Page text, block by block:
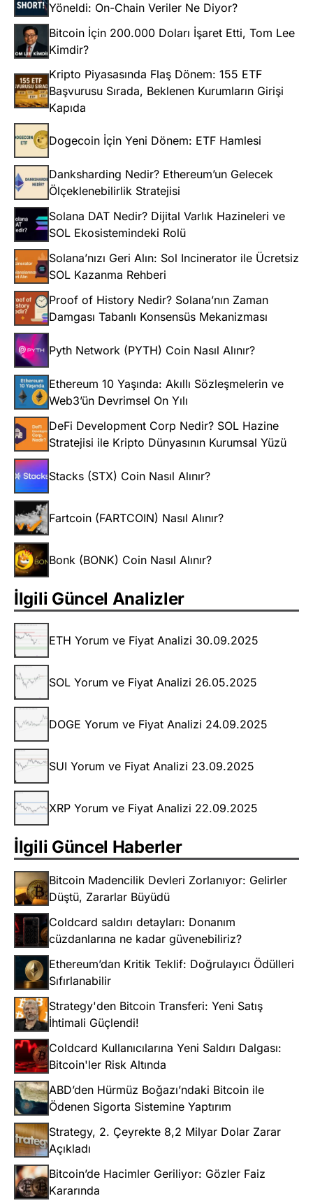
Yöneldi: On-Chain Veriler Ne Diyor?
Bitcoin İçin 200.000 Doları İşaret Etti, Tom Lee
Kimdir?
Kripto Piyasasında Flaş Dönem: 155 ETF
Başvurusu Sırada, Beklenen Kurumların Girişi
Kapıda
Dogecoin İçin Yeni Dönem: ETF Hamlesi
Danksharding Nedir? Ethereum’un Gelecek
Ölçeklenebilirlik Stratejisi
Solana DAT Nedir? Dijital Varlık Hazineleri ve
SOL Ekosistemindeki Rolü
Solana’nızı Geri Alın: Sol Incinerator ile Ücretsiz
SOL Kazanma Rehberi
Proof of History Nedir? Solana’nın Zaman
Damgası Tabanlı Konsensüs Mekanizması
Pyth Network (PYTH) Coin Nasıl Alınır?
Ethereum 10 Yaşında: Akıllı Sözleşmelerin ve
Web3’ün Devrimsel On Yılı
DeFi Development Corp Nedir? SOL Hazine
Stratejisi ile Kripto Dünyasının Kurumsal Yüzü
Stacks (STX) Coin Nasıl Alınır?
Fartcoin (FARTCOIN) Nasıl Alınır?
Bonk (BONK) Coin Nasıl Alınır?
İlgili Güncel Analizler
ETH Yorum ve Fiyat Analizi 30.09.2025
SOL Yorum ve Fiyat Analizi 26.05.2025
DOGE Yorum ve Fiyat Analizi 24.09.2025
SUI Yorum ve Fiyat Analizi 23.09.2025
XRP Yorum ve Fiyat Analizi 22.09.2025
İlgili Güncel Haberler
Bitcoin Madencilik Devleri Zorlanıyor: Gelirler
Düştü, Zararlar Büyüdü
Coldcard saldırı detayları: Donanım
cüzdanlarına ne kadar güvenebiliriz?
Ethereum’dan Kritik Teklif: Doğrulayıcı Ödülleri
Sıfırlanabilir
Strategy'den Bitcoin Transferi: Yeni Satış
İhtimali Güçlendi!
Coldcard Kullanıcılarına Yeni Saldırı Dalgası:
Bitcoin'ler Risk Altında
ABD’den Hürmüz Boğazı’ndaki Bitcoin ile
Ödenen Sigorta Sistemine Yaptırım
Strategy, 2. Çeyrekte 8,2 Milyar Dolar Zarar
Açıkladı
Bitcoin’de Hacimler Geriliyor: Gözler Faiz
Kararında